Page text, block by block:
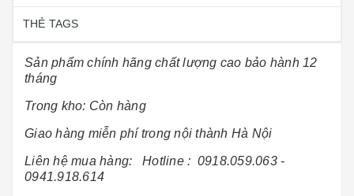
THẺ TAGS
Sản phẩm chính hãng chất lượng cao bảo hành 12
tháng
Trong kho: Còn hàng
Giao hàng miễn phí trong nội thành Hà Nội
Liên hệ mua hàng: Hotline : 0918.059.063 -
0941.918.614